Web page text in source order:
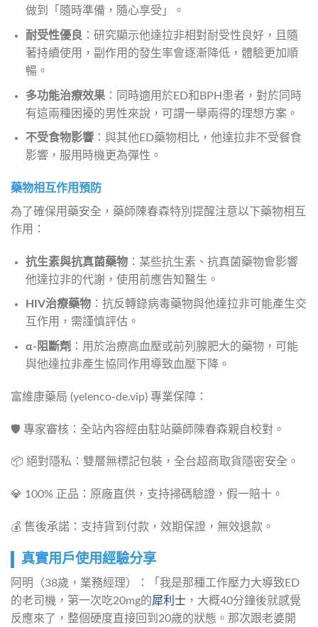
做到「隨時準備，隨心享受」。
耐受性優良 ：研究顯示他達拉非相對耐受性良好，且隨
著持續使用，副作用的發生率會逐漸降低，體驗更加順
暢。
多功能治療效果：同時適用於ED和BPH患者，對於同時
有這兩種困擾的男性來說，可謂一舉兩得的理想方案。
不受食物影響：與其他ED藥物相比，他達拉非不受餐食
影響，服用時機更為彈性。
藥物相互作用預防
為了確保用藥安全，藥師陳春森特別提醒注意以下藥物相互
作用：
抗生素與抗真菌藥物：某些抗生素、抗真菌藥物會影響
他達拉非的代謝，使用前應告知醫生。
HIV治療藥物：抗反轉錄病毒藥物與他達拉非可能產生交
互作用，需謹慎評估。
α-阻斷劑
：用於治療高血壓或前列腺肥大的藥物，可能
與他達拉非產生協同作用導致血壓下降。
富維康藥局 (yelenco-de.vip) 專業保障：
🛡️ 專家審核：全站內容經由駐站藥師陳春森親自校對。
📦 絕對隱私：雙層無標記包裝，全台超商取貨隱密安全。
💎 100% 正品：原廠直供，支持掃碼驗證，假一賠十。
💰 售後承諾：支持貨到付款，效期保證，無效退款。
真實用戶使用經驗分享
阿明（38歲，業務經理）：「我是那種工作壓力大導致ED
的老司機，第一次吃20mg的犀利士 ，大概40分鐘後就感覺
反應來了，整個硬度直接回到20歲的狀態。那次跟老婆開